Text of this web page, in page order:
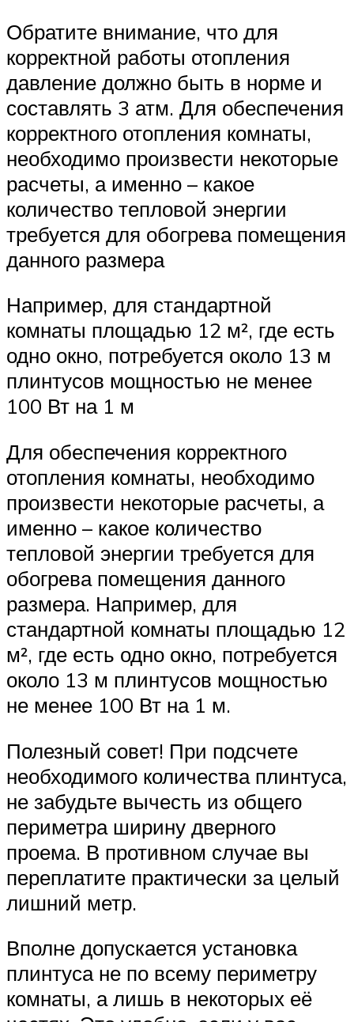
Обратите внимание, что для
корректной работы отопления
давление должно быть в норме и
составлять 3 атм. Для обеспечения
корректного отопления комнаты,
необходимо произвести некоторые
расчеты, а именно – какое
количество тепловой энергии
требуется для обогрева помещения
данного размера
Например, для стандартной
комнаты площадью 12 м², где есть
одно окно, потребуется около 13 м
плинтусов мощностью не менее
100 Вт на 1 м
Для обеспечения корректного
отопления комнаты, необходимо
произвести некоторые расчеты, а
именно – какое количество
тепловой энергии требуется для
обогрева помещения данного
размера. Например, для
стандартной комнаты площадью 12
м², где есть одно окно, потребуется
около 13 м плинтусов мощностью
не менее 100 Вт на 1 м.
Полезный совет! При подсчете
необходимого количества плинтуса,
не забудьте вычесть из общего
периметра ширину дверного
проема. В противном случае вы
переплатите практически за целый
лишний метр.
Вполне допускается установка
плинтуса не по всему периметру
комнаты, а лишь в некоторых её